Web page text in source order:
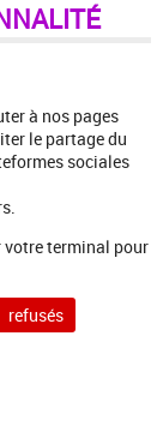
à nos pages
le partage du
sociales
votre terminal pour
refusés